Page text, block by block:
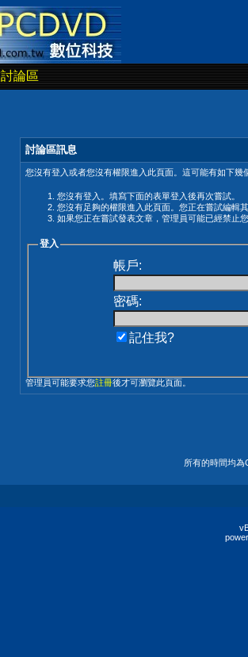
論區
討論區訊息
您沒有登入或者您沒有權限進入此頁面。這可能有如下幾
您沒有登入。填寫下面的表單登入後再次嘗試。
您沒有足夠的權限進入此頁面。您正在嘗試編輯
如果您正在嘗試發表文章，管理員可能已經禁止
登入
帳戶:
密碼:
記住我?
管理員可能要求您註冊後才可瀏覽此頁面。
所有的時間均為